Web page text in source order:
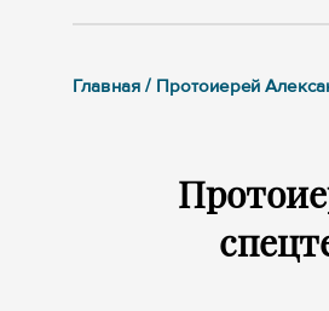
Главная / Протоиерей